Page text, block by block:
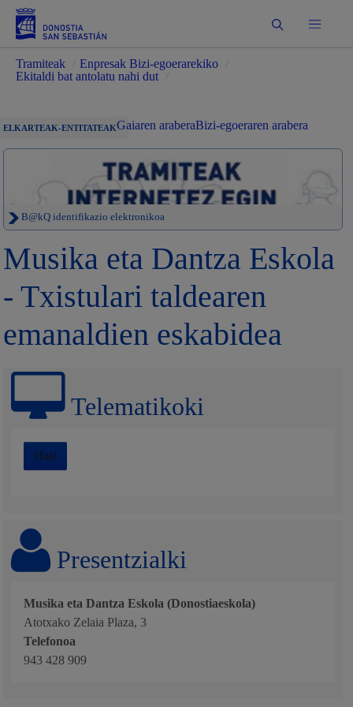
Bilatu
Tramiteak Enpresak Bizi-egoerarekiko
Ekitaldi bat antolatu nahi dut
ELKARTEAK-ENTITATEAKGaiaren araberaBizi-egoeraren arabera
B@kQ identifikazio elektronikoa
Musika eta Dantza Eskola
- Txistulari taldearen
emanaldien eskabidea
Telematikoki
Hasi
Presentzialki
Musika eta Dantza Eskola (Donostiaeskola)
Atotxako Zelaia Plaza, 3
Telefonoa
943 428 909